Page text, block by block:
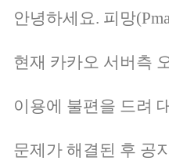
안녕하세요. 피망
현재 카카오 서버측
이용에 불편을 드려
문제가 해결된 후 공